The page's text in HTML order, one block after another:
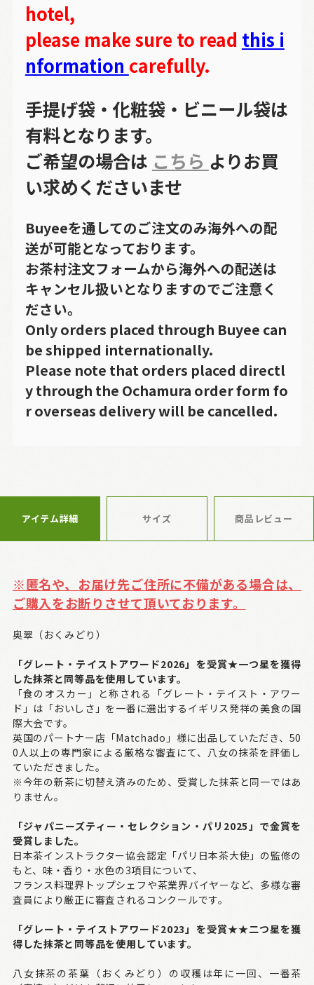
hotel,
please make sure to read this i
nformation carefully.
手提げ袋・化粧袋・ビニール袋は
有料となります。
ご希望の場合は こちら よりお買
い求めくださいませ
Buyeeを通してのご注文のみ海外への配
送が可能となっております。
お茶村注文フォームから海外への配送は
キャンセル扱いとなりますのでご注意く
ださい。
Only orders placed through Buyee can
be shipped internationally.
Please note that orders placed directl
y through the Ochamura order form fo
r overseas delivery will be cancelled.
アイテム詳細 サイズ 商品レビュー
※匿名や、お届け先ご住所に不備がある場合は、
ご購入をお断りさせて頂いております。
奥翠（おくみどり）
「グレート・テイストアワード2026」を受賞★一つ星を獲得
した抹茶と同等品を使用しています。
「食のオスカー」と称される「グレート・テイスト・アワー
ド」は「おいしさ」を一番に選出するイギリス発祥の美食の国
際大会です。
英国のパートナー店「Matchado」様に出品していただき、50
0人以上の専門家による厳格な審査にて、八女の抹茶を評価し
ていただきました。
※今年の新茶に切替え済みのため、受賞した抹茶と同一ではあ
りません。
「ジャパニーズティー・セレクション・パリ2025」で金賞を
受賞しました。
日本茶インストラクター協会認定「パリ日本茶大使」の監修の
もと、味・香り・水色の3項目について、
フランス料理界トップシェフや茶業界バイヤーなど、多様な審
査員により厳正に審査されるコンクールです。
「グレート・テイストアワード2023」を受賞★★二つ星を獲
得した抹茶と同等品を使用しています。
八女抹茶の茶葉（おくみどり）の収穫は年に一回、一番茶